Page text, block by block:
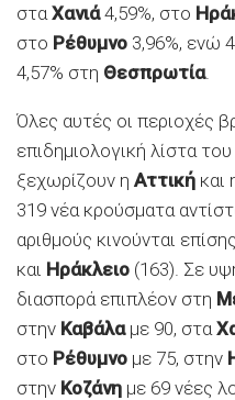
στα Χανιά4,59%, στο
στο Ρέθυμνο 3,96%, ενώ
4,57% στη Θεσπρωτία.
Όλες αυτές οι περιοχές
επιδημιολογική λίστα
ξεχωρίζουν η Αττική και
319 νέα κρούσματα
αριθμούς κινούνται επίσης
και Ηράκλειο (163). Σε
διασπορά επιπλέον στη
στην Καβάλαμε 90, στα
στο Ρέθυμνο με 75, στην
στην Κοζάνη με 69 νέες